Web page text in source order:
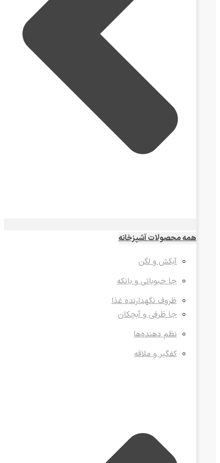
همه محصولات آشپزخانه
آبکش و لگن
جا حبوباتی و بانکه
ظروف نگهدارنده غذا
جا ظرفی و آبچکان
نظم دهنده‌ها
کفگیر و ملاقه